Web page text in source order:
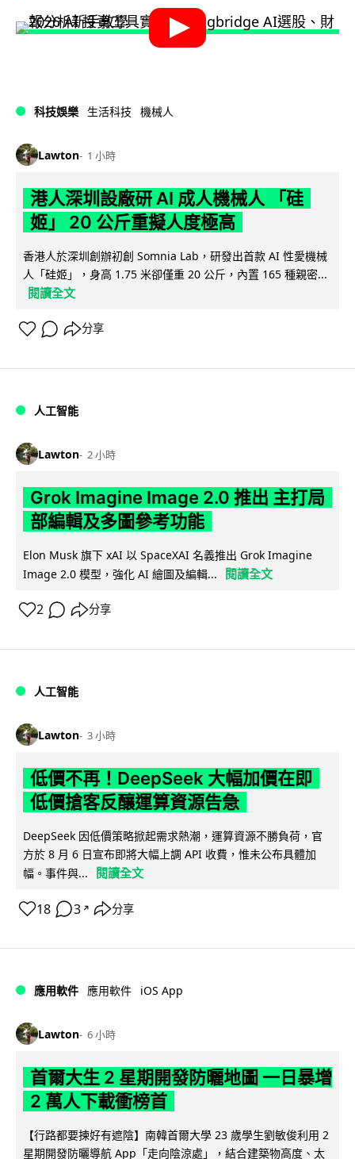
科技娛樂 生活科技 機械人
Lawton 1 小時
港人深圳設廠研 AI 成人機械人 「硅
姬」 20 公斤重擬人度極高
香港人於深圳創辦初創 Somnia Lab，研發出首款 AI 性愛機械
人「硅姬」，身高 1.75 米卻僅重 20 公斤，內置 165 種親密...
閱讀全文
分享
人工智能
Lawton 2 小時
Grok Imagine Image 2.0 推出 主打局
部編輯及多圖參考功能
Elon Musk 旗下 xAI 以 SpaceXAI 名義推出 Grok Imagine
Image 2.0 模型，強化 AI 繪圖及編輯...
閱讀全文
2 分享
人工智能
Lawton 3 小時
低價不再！DeepSeek 大幅加價在即
低價搶客反釀運算資源告急
DeepSeek 因低價策略掀起需求熱潮，運算資源不勝負荷，官
方於 8 月 6 日宣布即將大幅上調 API 收費，惟未公布具體加
幅。事件與...
閱讀全文
18 3 ↗ 分享
應用軟件 應用軟件 iOS App
Lawton 6 小時
首爾大生 2 星期開發防曬地圖 一日暴增
2 萬人下載衝榜首
【行路都要揀好有遮陰】南韓首爾大學 23 歲學生劉敏俊利用 2
星期開發防曬導航 App「走向陰涼處」，結合建築物高度、太